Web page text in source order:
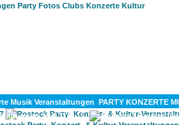
PARTY KONZERTE
KULTUR